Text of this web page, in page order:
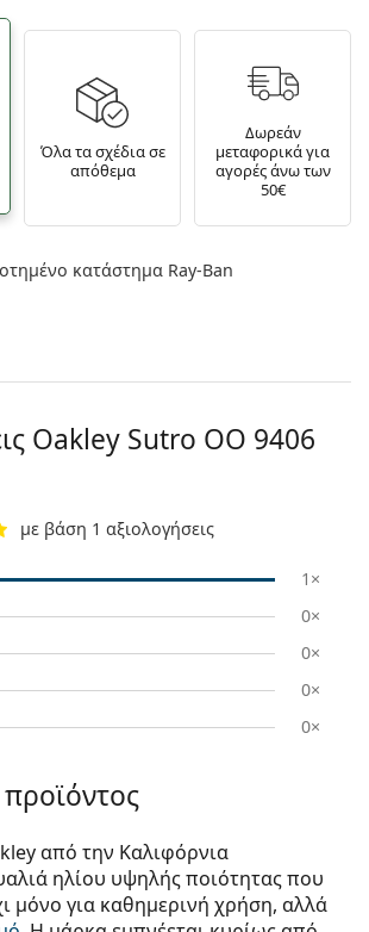
Όλα τα σχέδια σε
απόθεμα
Δωρεάν
μεταφορικά για
αγορές άνω των
50€
κατάστημα Ray-Ban
Oakley Sutro OO 9406
με βάση 1 αξιολογήσεις
1×
0×
0×
0×
0×
από την Καλιφόρνια
ηλίου υψηλής ποιότητας που
μόνο για καθημερινή χρήση, αλλά